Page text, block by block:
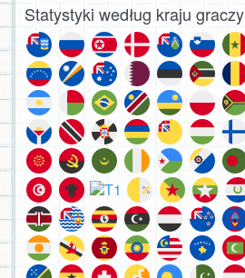
Statystyki według kraju graczy